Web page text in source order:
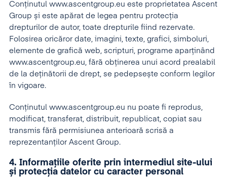
Conținutul www.ascentgroup.eu este proprietatea Ascent
Group și este apărat de legea pentru protecția
drepturilor de autor, toate drepturile fiind rezervate.
Folosirea oricăror date, imagini, texte, grafici, simboluri,
elemente de grafică web, scripturi, programe aparținând
www.ascentgroup.eu, fără obținerea unui acord prealabil
de la deținătorii de drept, se pedepsește conform legilor
în vigoare.
Conținutul www.ascentgroup.eu nu poate fi reprodus,
modificat, transferat, distribuit, republicat, copiat sau
transmis fără permisiunea anterioară scrisă a
reprezentanților Ascent Group.
4. Informațiile oferite prin intermediul site-ului
și protecția datelor cu caracter personal